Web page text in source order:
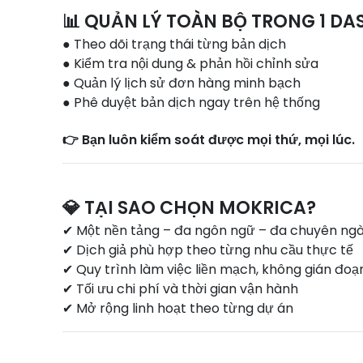
📊 QUẢN LÝ TOÀN BỘ TRONG 1
● Theo dõi trạng thái từng bản dịch
● Kiểm tra nội dung & phản hồi chỉnh sửa
● Quản lý lịch sử đơn hàng minh bạch
● Phê duyệt bản dịch ngay trên hệ thống
👉 Bạn luôn kiểm soát được mọi thứ, mọi lúc.
💎 TẠI SAO CHỌN MOKRICA?
✔ Một nền tảng – đa ngôn ngữ – đa chuyên
✔ Dịch giả phù hợp theo từng nhu cầu thực tế
✔ Quy trình làm việc liền mạch, không gián
✔ Tối ưu chi phí và thời gian vận hành
✔ Mở rộng linh hoạt theo từng dự án